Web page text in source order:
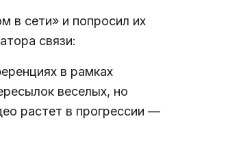
в сети» и попросил их
связи:
в рамках
веселых, но
растет в прогрессии —